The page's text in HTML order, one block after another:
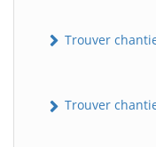
Trouver
Trouver